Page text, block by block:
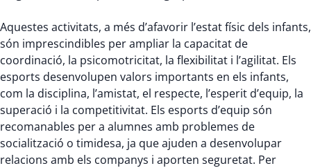
Aquestes activitats, a més d’afavorir l’estat físic dels infants,
són imprescindibles per ampliar la capacitat de
coordinació, la psicomotricitat, la flexibilitat i l’agilitat. Els
esports desenvolupen valors importants en els infants,
com la disciplina, l’amistat, el respecte, l’esperit d’equip, la
superació i la competitivitat. Els esports d’equip són
recomanables per a alumnes amb problemes de
socialització o timidesa, ja que ajuden a desenvolupar
relacions amb els companys i aporten seguretat. Per